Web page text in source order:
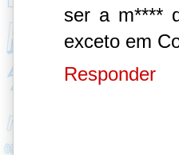
ser a m****
exceto em
Responder